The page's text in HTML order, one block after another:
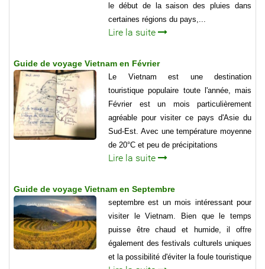
le début de la saison des pluies dans
certaines régions du pays,...
Lire la suite
Guide de voyage Vietnam en Février
Le Vietnam est une destination
touristique populaire toute l'année, mais
Février est un mois particulièrement
agréable pour visiter ce pays d'Asie du
Sud-Est. Avec une température moyenne
de 20°C et peu de précipitations
Lire la suite
Guide de voyage Vietnam en Septembre
septembre est un mois intéressant pour
visiter le Vietnam. Bien que le temps
puisse être chaud et humide, il offre
également des festivals culturels uniques
et la possibilité d'éviter la foule touristique